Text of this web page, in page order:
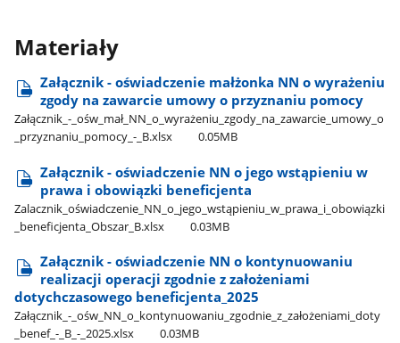
Materiały
Załącznik - oświadczenie małżonka NN o wyrażeniu
zgody na zawarcie umowy o przyznaniu pomocy
Załącznik​_-​_ośw​_mał​_NN​_o​_wyrażeniu​_zgody​_na​_zawarcie​_umowy​_o​
_przyznaniu​_pomocy​_-​_B.xlsx
0.05MB
Załącznik - oświadczenie NN o jego wstąpieniu w
prawa i obowiązki beneficjenta
Zalacznik​_oświadczenie​_NN​_o​_jego​_wstąpieniu​_w​_prawa​_i​_obowiązki​
_beneficjenta​_Obszar​_B.xlsx
0.03MB
Załącznik - oświadczenie NN o kontynuowaniu
realizacji operacji zgodnie z założeniami
dotychczasowego beneficjenta​​_2025
Załącznik​_-​_ośw​_NN​_o​_kontynuowaniu​_zgodnie​_z​_założeniami​_doty​
_benef​_-​_B​_-​_2025.xlsx
0.03MB